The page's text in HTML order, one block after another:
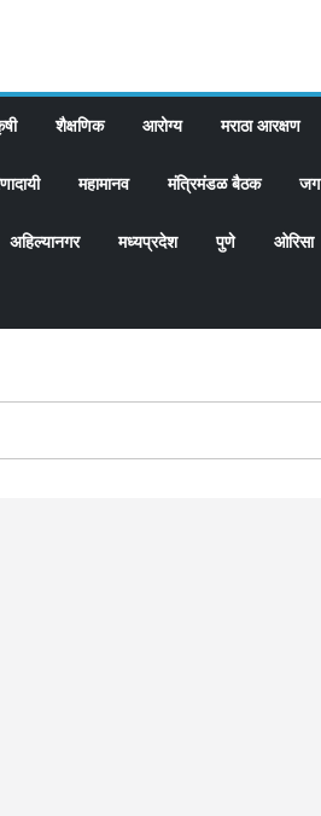
शैक्षणिक आरोग्य मराठा आरक्षण
महामानव मंत्रिमंडळ बैठक जग
अहिल्यानगर मध्यप्रदेश पुणे ओरिसा